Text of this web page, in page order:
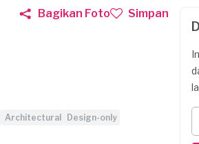
Bagikan Foto Simpan
Architectural
Design-only